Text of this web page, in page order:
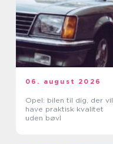
06. august 2026
Opel: bilen til dig, der vil
have praktisk kvalitet
uden bøvl